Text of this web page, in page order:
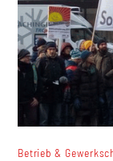
Betrieb &